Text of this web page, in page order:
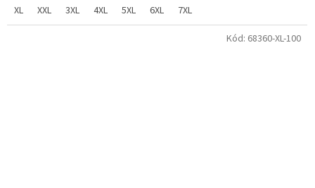
XL
XXL 3XL 4XL 5XL 6XL 7XL
Kód: 68360-XL-100